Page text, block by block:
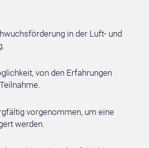
in der Luft- und
von den Erfahrungen
vorgenommen, um eine
werden.